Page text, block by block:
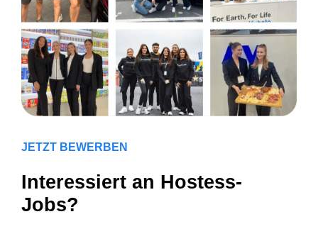
JETZT BEWERBEN
Interessiert an Hostess-
Jobs?